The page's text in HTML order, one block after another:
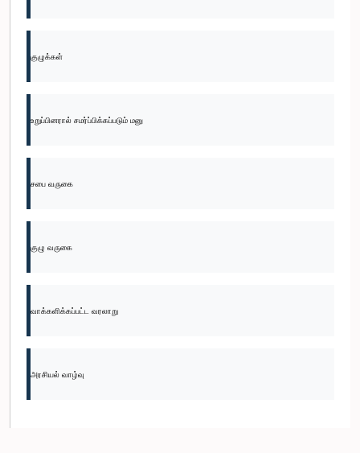
குழுக்கள்
உறுப்பினரால் சமர்ப்பிக்கப்படும் மனு
சபை வருகை
குழு வருகை
வாக்களிக்கப்பட்ட வரலாறு
அரசியல் வாழ்வு